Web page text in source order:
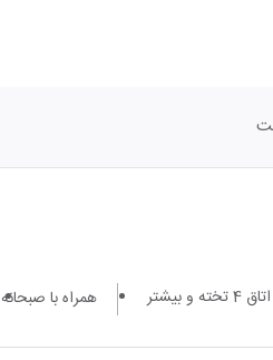
اتاق 4 تخته و بیشتر همراه با صبحانه